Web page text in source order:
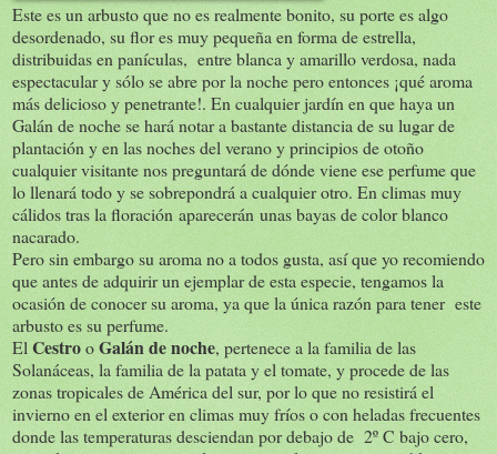
Este es un arbusto que no es realmente bonito, su porte es algo
desordenado, su flor es muy pequeña en forma de estrella,
distribuidas en panículas, entre blanca y amarillo verdosa, nada
espectacular y sólo se abre por la noche pero entonces ¡qué aroma
más delicioso y penetrante!. En cualquier jardín en que haya un
Galán de noche se hará notar a bastante distancia de su lugar de
plantación y en las noches del verano y principios de otoño
cualquier visitante nos preguntará de dónde viene ese perfume que
lo llenará todo y se sobrepondrá a cualquier otro. En climas muy
cálidos tras la floración aparecerán unas bayas de color blanco
nacarado.
Pero sin embargo su aroma no a todos gusta, así que yo recomiendo
que antes de adquirir un ejemplar de esta especie, tengamos la
ocasión de conocer su aroma, ya que la única razón para tener este
arbusto es su perfume.
El CestrooGalán de noche, pertenece a la familia de las
Solanáceas, la familia de la patata y el tomate, y procede de las
zonas tropicales de América del sur, por lo que no resistirá el
invierno en el exterior en climas muy fríos o con heladas frecuentes
donde las temperaturas desciendan por debajo de 2º C bajo cero,